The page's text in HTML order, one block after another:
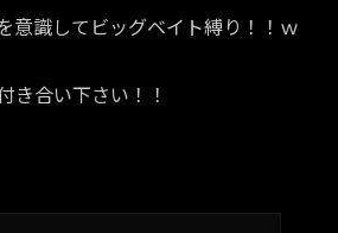
意識してビッグベイト縛り！！ｗ
き合い下さい！！